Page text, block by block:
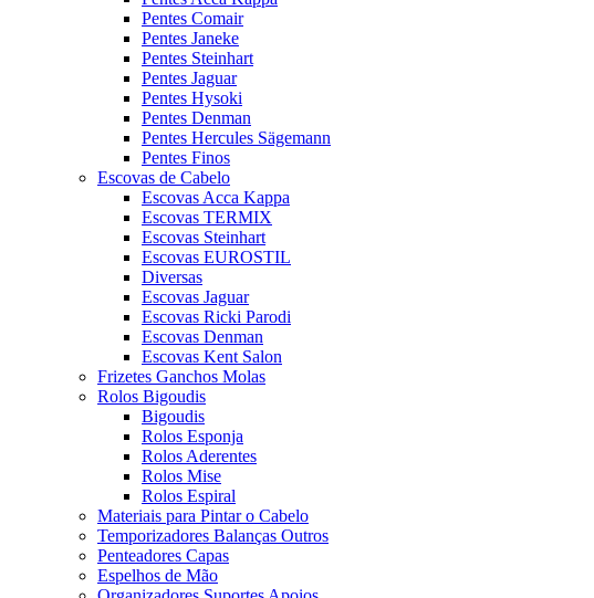
Pentes Comair
Pentes Janeke
Pentes Steinhart
Pentes Jaguar
Pentes Hysoki
Pentes Denman
Pentes Hercules Sägemann
Pentes Finos
Escovas de Cabelo
Escovas Acca Kappa
Escovas TERMIX
Escovas Steinhart
Escovas EUROSTIL
Diversas
Escovas Jaguar
Escovas Ricki Parodi
Escovas Denman
Escovas Kent Salon
Frizetes Ganchos Molas
Rolos Bigoudis
Bigoudis
Rolos Esponja
Rolos Aderentes
Rolos Mise
Rolos Espiral
Materiais para Pintar o Cabelo
Temporizadores Balanças Outros
Penteadores Capas
Espelhos de Mão